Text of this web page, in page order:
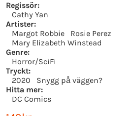
Regissör:
Cathy Yan
Artister:
Margot Robbie
Rosie Perez
Mary Elizabeth Winstead
Genre:
Horror/SciFi
Tryckt:
2020
Snygg på väggen?
Hitta mer:
DC Comics